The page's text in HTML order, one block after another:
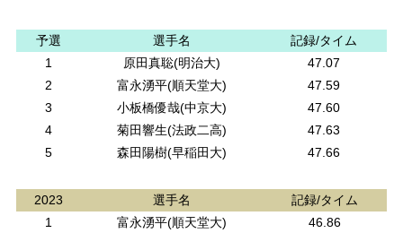
予選 選手名
記録/タイム
1
原田真聡(明治大)
47.07
2
富永湧平(順天堂大)
47.59
3
小板橋優哉(中京大)
47.60
4
菊田響生(法政二高)
47.63
5
森田陽樹(早稲田大) 47.66
2023 選手名
記録/タイム
1
富永湧平(順天堂大)
46.86